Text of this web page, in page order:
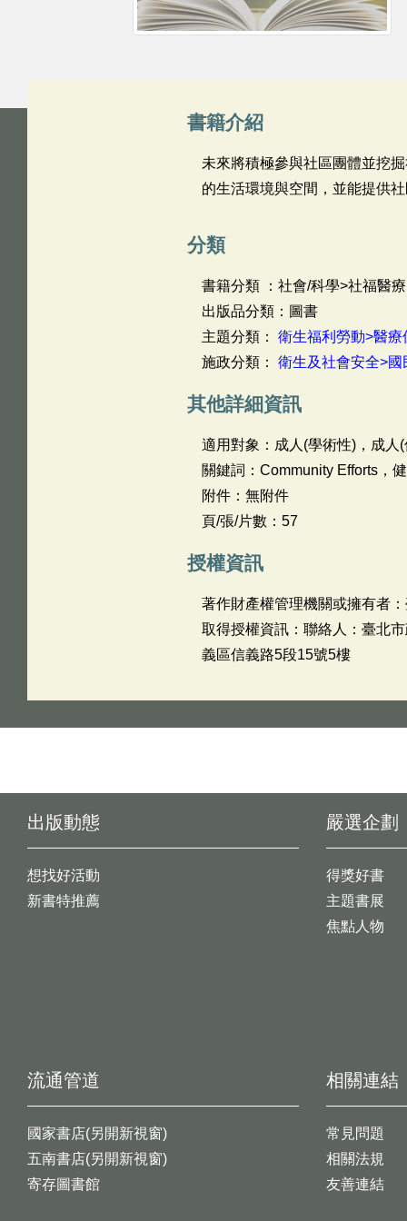
書籍介紹
未來將積極參與社區團體並挖
的生活環境與空間，並能提供
分類
書籍分類 ：社會/科學>社福醫療
出版品分類：圖書
主題分類： 衛生福利勞動>醫療
施政分類： 衛生及社會安全>
其他詳細資訊
適用對象：成人(學術性)，成人
關鍵詞：Community Efforts，
附件：無附件
頁/張/片數：57
授權資訊
著作財產權管理機關或擁有者
取得授權資訊：聯絡人：臺北
義區信義路5段15號5樓
出版動態
想找好活動
新書特推薦
嚴選企劃
得獎好書
主題書展
焦點人物
流通管道
國家書店(另開新視窗)
五南書店(另開新視窗)
寄存圖書館
相關連結
常見問題
相關法規
友善連結